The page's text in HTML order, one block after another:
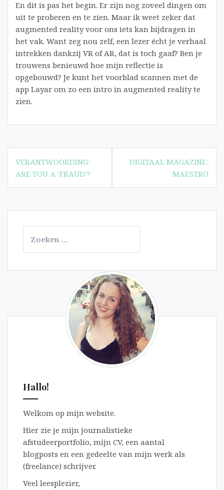
En dit is pas het begin. Er zijn nog zoveel dingen om
uit te proberen en te zien. Maar ik weet zeker dat
augmented reality voor ons iets kan bijdragen in
het vak. Want zeg nou zelf, een lezer écht je verhaal
intrekken dankzij VR of AR, dat is toch gaaf? Ben je
trouwens benieuwd hoe mijn reflectie is
opgebouwd? Je kunt het voorblad scannen met de
app Layar om zo een intro in augmented reality te
zien.
Bericht
navigatie
VERANTWOORDING:
ARE YOU A ‘FRAUD’?
DIGITAAL MAGAZINE:
MAESTRO
naar:
Hallo!
Welkom op mijn website.
Hier zie je mijn journalistieke
afstudeerportfolio, mijn CV, een aantal
blogposts en een gedeelte van mijn werk als
(freelance) schrijver.
Veel leesplezier,